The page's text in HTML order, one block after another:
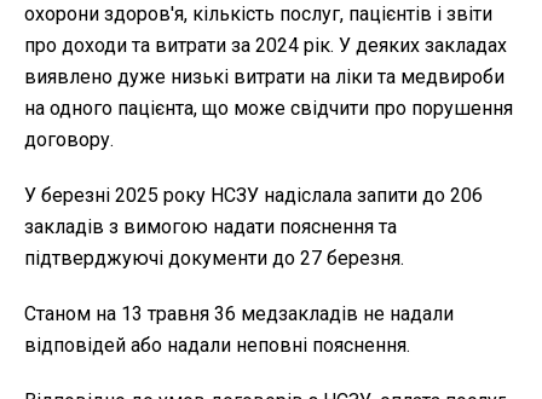
охорони здоров'я, кількість послуг, пацієнтів і звіти
про доходи та витрати за 2024 рік. У деяких закладах
виявлено дуже низькі витрати на ліки та медвироби
на одного пацієнта, що може свідчити про порушення
договору.
У березні 2025 року НСЗУ надіслала запити до 206
закладів з вимогою надати пояснення та
підтверджуючі документи до 27 березня.
Станом на 13 травня 36 медзакладів не надали
відповідей або надали неповні пояснення.